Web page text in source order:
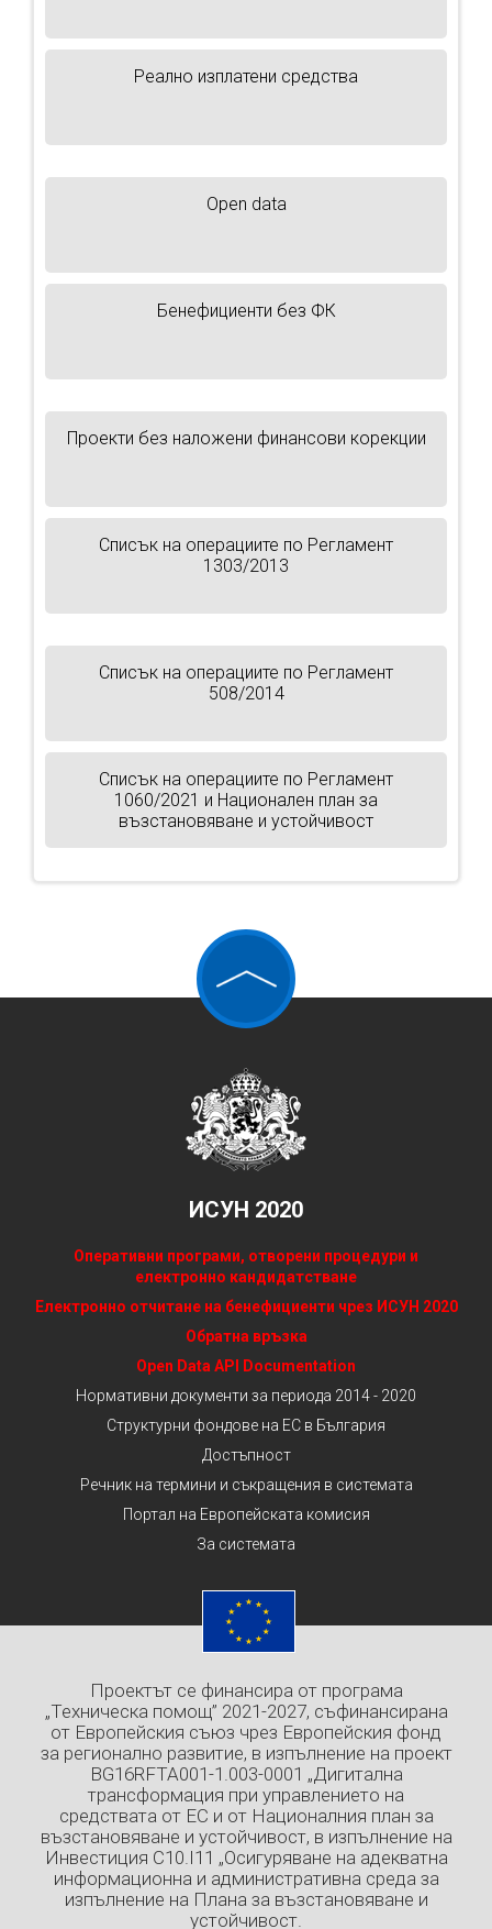
Реално изплатени средства
Open data
Бенефициенти без ФК
Проекти без наложени финансови корекции
Списък на операциите по Регламент
1303/2013
Списък на операциите по Регламент
508/2014
Списък на операциите по Регламент
1060/2021 и Национален план за
възстановяване и устойчивост
ИСУН 2020
Оперативни програми, отворени процедури и
електронно кандидатстване
Електронно отчитане на бенефициенти чрез ИСУН 2020
Обратна връзка
Open Data API Documentation
Нормативни документи за периода 2014 - 2020
Структурни фондове на ЕС в България
Достъпност
Речник на термини и съкращения в системата
Портал на Европейската комисия
За системата
Проектът се финансира от програма
„Техническа помощ” 2021-2027, съфинансирана
от Европейския съюз чрез Европейския фонд
за регионално развитие, в изпълнение на проект
BG16RFTA001-1.003-0001 „Дигитална
трансформация при управлението на
средствата от ЕС и от Националния план за
възстановяване и устойчивост, в изпълнение на
Инвестиция C10.I11 „Осигуряване на адекватна
информационна и административна среда за
изпълнение на Плана за възстановяване и
устойчивост.